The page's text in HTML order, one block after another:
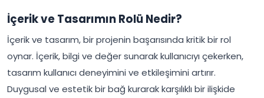
İçerik ve Tasarımın Rolü Nedir?
İçerik ve tasarım, bir projenin başarısında kritik bir rol
oynar. İçerik, bilgi ve değer sunarak kullanıcıyı çekerken,
tasarım kullanıcı deneyimini ve etkileşimini artırır.
Duygusal ve estetik bir bağ kurarak karşılıklı bir ilişkide